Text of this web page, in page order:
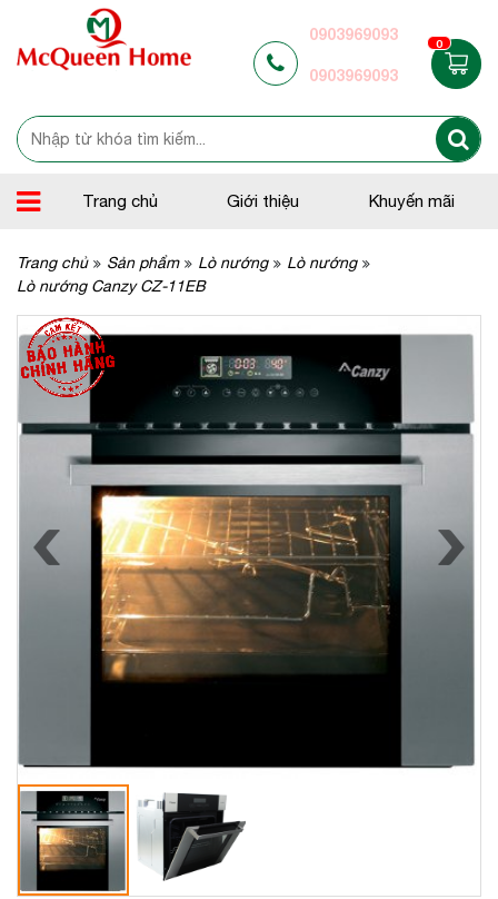
0903969093
0903969093
0
Trang chủ Giới thiệu Khuyến mãi
Trang chủ Sản phẩm Lò nướng
Lò nướng
Lò nướng Canzy CZ-11EB